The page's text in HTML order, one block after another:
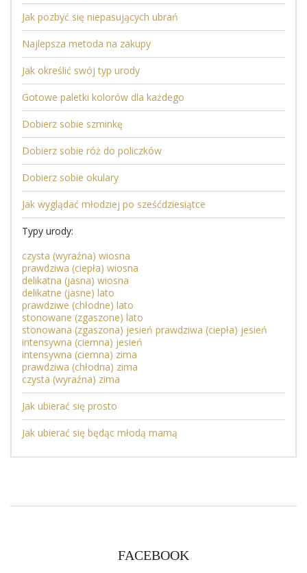
Jak pozbyć się niepasujących ubrań
Najlepsza metoda na zakupy
Jak określić swój typ urody
Gotowe paletki kolorów dla każdego
Dobierz sobie szminkę
Dobierz sobie róż do policzków
Dobierz sobie okulary
Jak wyglądać młodziej po sześćdziesiątce
Typy urody:
czysta (wyraźna) wiosna
prawdziwa (ciepła) wiosna
delikatna (jasna) wiosna
delikatne (jasne) lato
prawdziwe (chłodne) lato
stonowane (zgaszone) lato
stonowana (zgaszona) jesień prawdziwa (ciepła) jesień
intensywna (ciemna) jesień
intensywna (ciemna) zima
prawdziwa (chłodna) zima
czysta (wyraźna) zima
Jak ubierać się prosto
Jak ubierać się będąc młodą mamą
FACEBOOK